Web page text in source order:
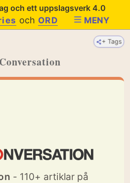
och ett uppslagsverk 4.0
och ORD MENY
+ Tags
- 110+ artiklar på